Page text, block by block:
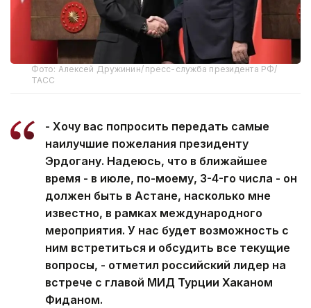
Фото: Алексей Дружинин/ пресс-служба президента РФ/
ТАСС
- Хочу вас попросить передать самые
наилучшие пожелания президенту
Эрдогану. Надеюсь, что в ближайшее
время - в июле, по-моему, 3-4-го числа - он
должен быть в Астане, насколько мне
известно, в рамках международного
мероприятия. У нас будет возможность с
ним встретиться и обсудить все текущие
вопросы, - отметил российский лидер на
встрече с главой МИД Турции Хаканом
Фиданом.